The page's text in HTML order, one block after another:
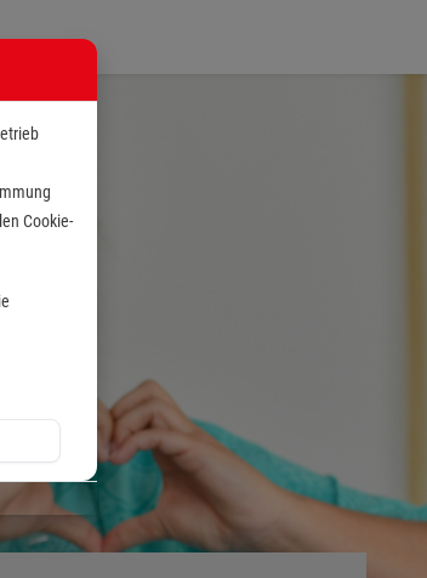
Cookie-